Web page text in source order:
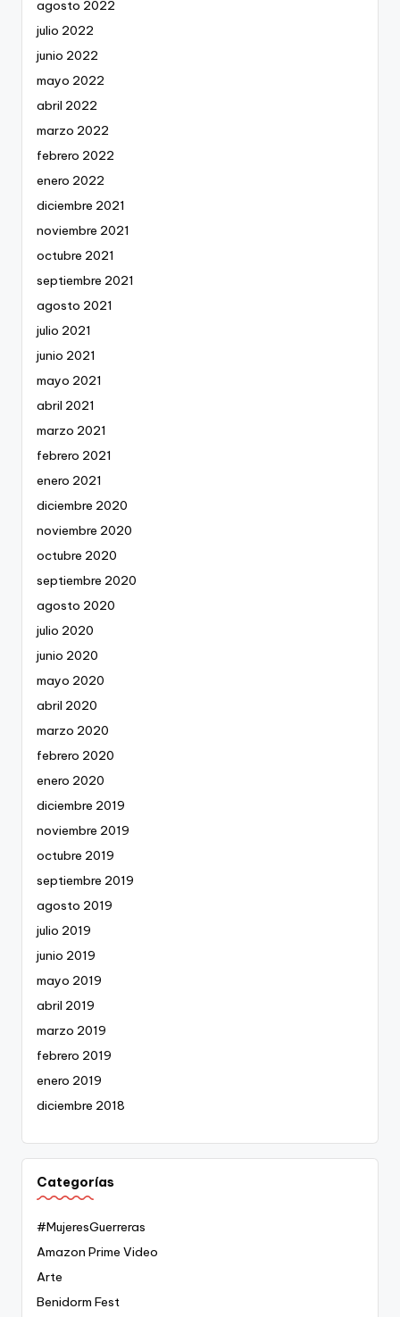
agosto 2022
julio 2022
junio 2022
mayo 2022
abril 2022
marzo 2022
febrero 2022
enero 2022
diciembre 2021
noviembre 2021
octubre 2021
septiembre 2021
agosto 2021
julio 2021
junio 2021
mayo 2021
abril 2021
marzo 2021
febrero 2021
enero 2021
diciembre 2020
noviembre 2020
octubre 2020
septiembre 2020
agosto 2020
julio 2020
junio 2020
mayo 2020
abril 2020
marzo 2020
febrero 2020
enero 2020
diciembre 2019
noviembre 2019
octubre 2019
septiembre 2019
agosto 2019
julio 2019
junio 2019
mayo 2019
abril 2019
marzo 2019
febrero 2019
enero 2019
diciembre 2018
Categorías
#MujeresGuerreras
Amazon Prime Video
Arte
Benidorm Fest